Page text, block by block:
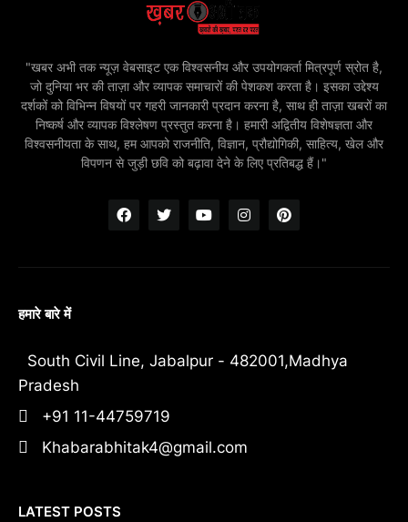
"खबर अभी तक न्यूज़ वेबसाइट एक विश्वसनीय और उपयोगकर्ता मित्रपूर्ण स्रोत है,
जो दुनिया भर की ताज़ा और व्यापक समाचारों की पेशकश करता है। इसका उद्देश्य
दर्शकों को विभिन्न विषयों पर गहरी जानकारी प्रदान करना है, साथ ही ताज़ा खबरों का
निष्कर्ष और व्यापक विश्लेषण प्रस्तुत करना है। हमारी अद्वितीय विशेषज्ञता और
विश्वसनीयता के साथ, हम आपको राजनीति, विज्ञान, प्रौद्योगिकी, साहित्य, खेल और
विपणन से जुड़ी छवि को बढ़ावा देने के लिए प्रतिबद्ध हैं।"
हमारे बारे में
South Civil Line, Jabalpur - 482001,Madhya
Pradesh
+91 11-44759719
Khabarabhitak4@gmail.com
LATEST POSTS